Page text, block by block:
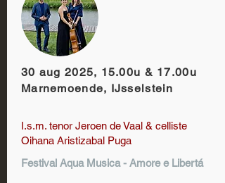
30 aug 2025, 15.00u & 17.00u
Marnemoende, IJsselstein
I.s.m. tenor Jeroen de Vaal & celliste
Oihana Aristizabal Puga
Festival Aqua Musica - Amore e Libertá